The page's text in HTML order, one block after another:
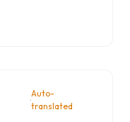
de-
·Auto-
translated